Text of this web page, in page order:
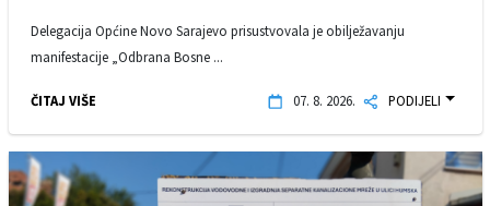
Delegacija Općine Novo Sarajevo prisustvovala je obilježavanju
manifestacije „Odbrana Bosne ...
ČITAJ VIŠE 07. 8. 2026. PODIJELI